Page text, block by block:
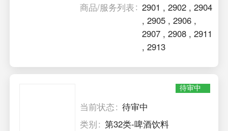
商品/服务列表
2901 ,2902 ,2904
,2905 ,2906 ,
2907 ,2908 ,2911
,2913
待审中
当前状态
待审中
类别
第32类-啤酒饮料